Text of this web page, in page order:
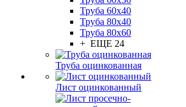
Труба 60x40
Труба 80x40
Труба 80x60
+ ЕЩЕ 24
Труба оцинкованная
Лист оцинкованный